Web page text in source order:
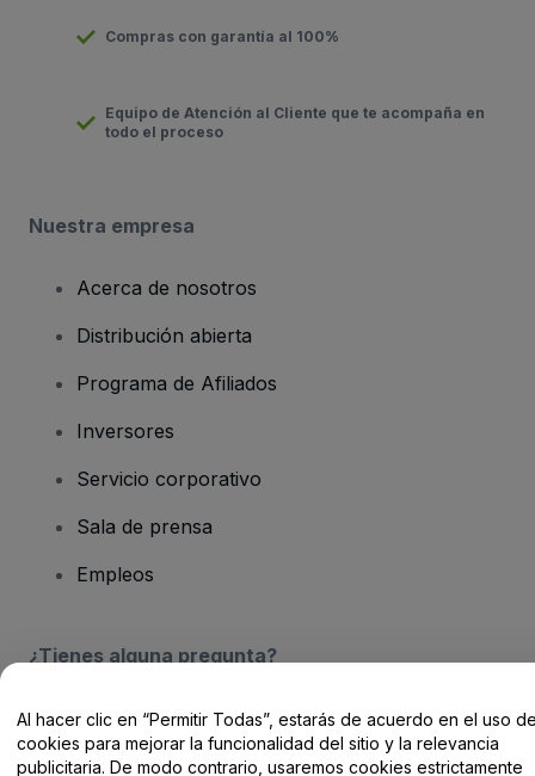
Compras con garantía al 100%
Equipo de Atención al Cliente que te acompaña en
todo el proceso
Nuestra empresa
Acerca de nosotros
Distribución abierta
Programa de Afiliados
Inversores
Servicio corporativo
Sala de prensa
Empleos
¿Tienes alguna pregunta?
Centro de Ayuda / Contacto
Al hacer clic en “Permitir Todas”, estarás de acuerdo en el uso
cookies para mejorar la funcionalidad del sitio y la relevancia
publicitaria. De modo contrario, usaremos cookies estrictamente